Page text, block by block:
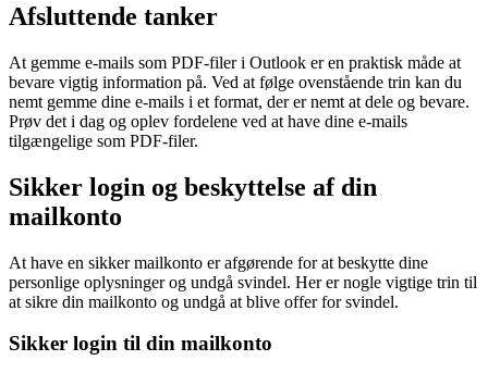
Afsluttende tanker
At gemme e-mails som PDF-filer i Outlook er en praktisk måde at
bevare vigtig information på. Ved at følge ovenstående trin kan du
nemt gemme dine e-mails i et format, der er nemt at dele og bevare.
Prøv det i dag og oplev fordelene ved at have dine e-mails
tilgængelige som PDF-filer.
Sikker login og beskyttelse af din
mailkonto
At have en sikker mailkonto er afgørende for at beskytte dine
personlige oplysninger og undgå svindel. Her er nogle vigtige trin til
at sikre din mailkonto og undgå at blive offer for svindel.
Sikker login til din mailkonto